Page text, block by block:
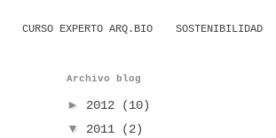
CURSO EXPERTO ARQ.BIO SOSTENIBILIDAD
Archivo blog
► 2012
(10)
▼ 2011
(2)